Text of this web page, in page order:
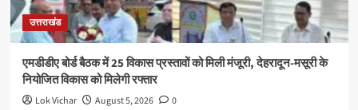
उत्तराखंड
एमडीडीए बोर्ड बैठक में 25 विकास प्रस्तावों को मिली मंजूरी, देहरादून-मसूरी के
नियोजित विकास को मिलेगी रफ्तार
Lok Vichar August 5, 2026 0